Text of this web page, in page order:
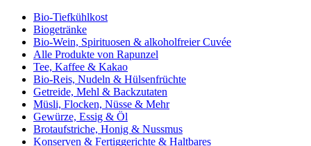
Bio-Tiefkühlkost
Biogetränke
Bio-Wein, Spirituosen & alkoholfreier Cuvée
Alle Produkte von Rapunzel
Tee, Kaffee & Kakao
Bio-Reis, Nudeln & Hülsenfrüchte
Getreide, Mehl & Backzutaten
Müsli, Flocken, Nüsse & Mehr
Gewürze, Essig & Öl
Brotaufstriche, Honig & Nussmus
Konserven & Fertiggerichte & Haltbares